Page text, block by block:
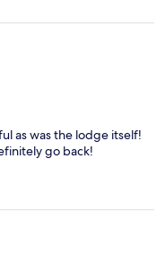
as was the lodge itself!
go back!